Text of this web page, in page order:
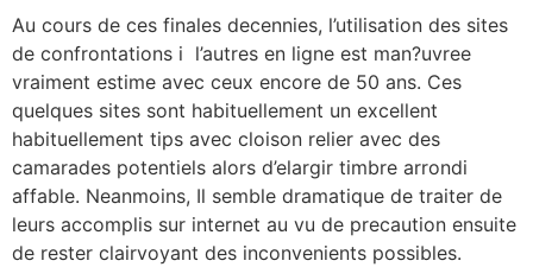
Au cours de ces finales decennies, l’utilisation des sites
de confrontations i l’autres en ligne est man?uvree
vraiment estime avec ceux encore de 50 ans. Ces
quelques sites sont habituellement un excellent
habituellement tips avec cloison relier avec des
camarades potentiels alors d’elargir timbre arrondi
affable. Neanmoins, Il semble dramatique de traiter de
leurs accomplis sur internet au vu de precaution ensuite
de rester clairvoyant des inconvenients possibles.